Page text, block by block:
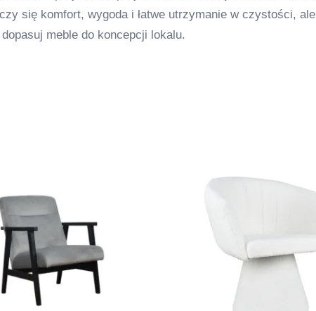
się komfort, wygoda i łatwe utrzymanie w czystości,
meble do koncepcji lokalu.